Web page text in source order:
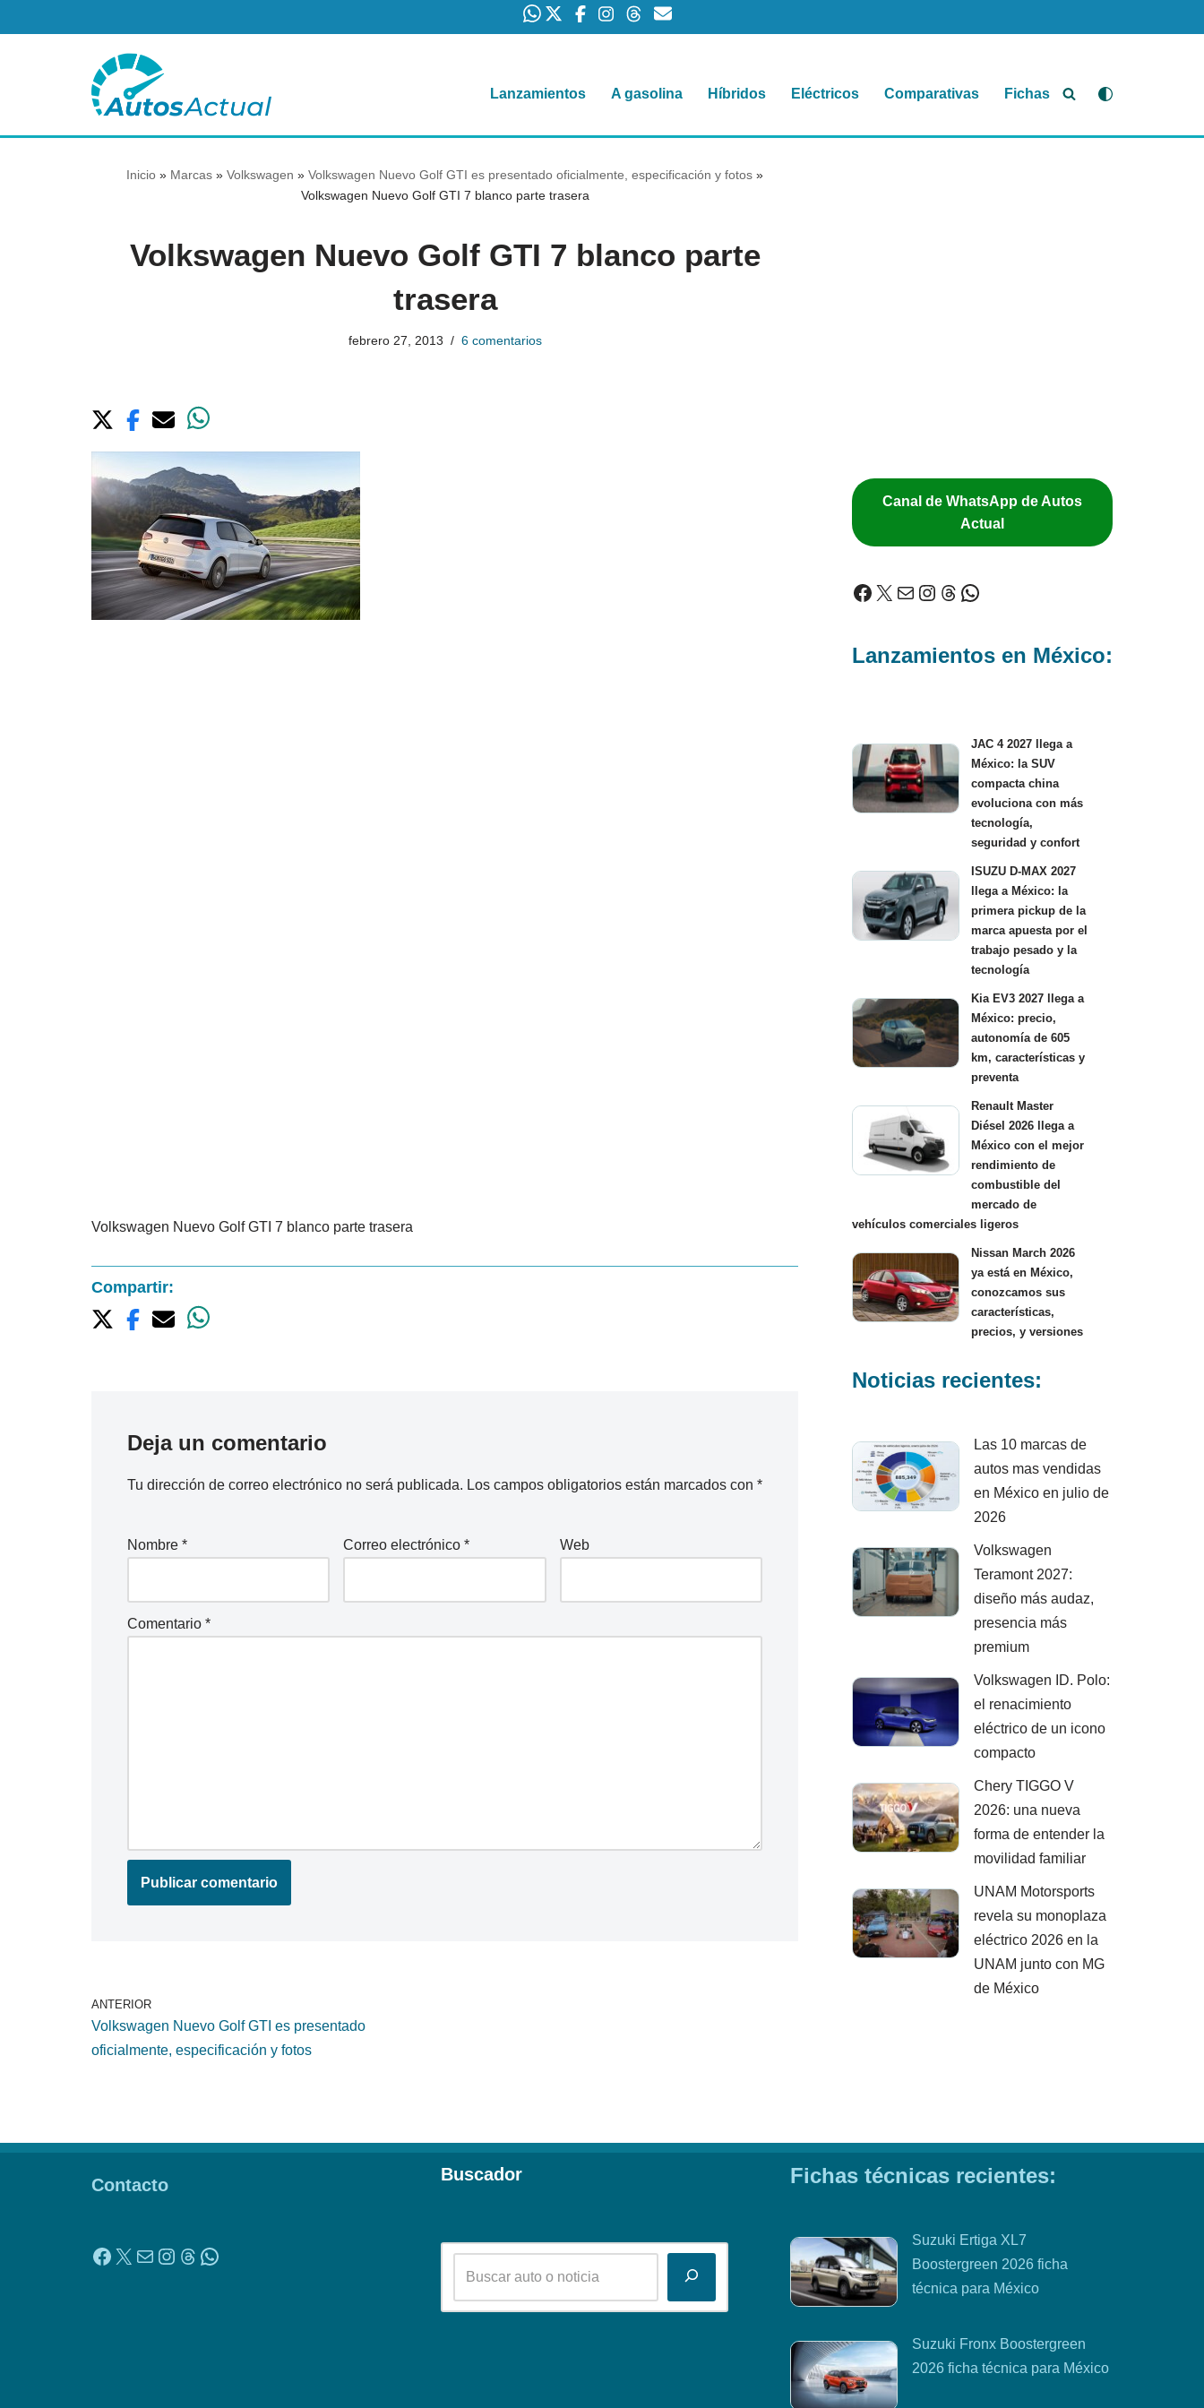
contenido
Lanzamientos A gasolina Híbridos Eléctricos Comparativas Fichas
Inicio » Marcas » Volkswagen » Volkswagen Nuevo Golf GTI es presentado oficialmente, especificación y fotos »
Volkswagen Nuevo Golf GTI 7 blanco parte trasera
Volkswagen Nuevo Golf GTI 7 blanco parte
trasera
febrero 27, 2013 6 comentarios
Volkswagen Nuevo Golf GTI 7 blanco parte trasera
Compartir:
Deja un comentario
Tu dirección de correo electrónico no será publicada. Los campos obligatorios están marcados con *
Nombre * Correo electrónico* Web
Comentario *
ANTERIOR
Volkswagen Nuevo Golf GTI es presentado
oficialmente, especificación y fotos
Canal de WhatsApp de Autos
Actual
Lanzamientos en México:
JAC 4 2027 llega a
México: la SUV
compacta china
evoluciona con más
tecnología,
seguridad y confort
ISUZU D-MAX 2027
llega a México: la
primera pickup de la
marca apuesta por el
trabajo pesado y la
tecnología
Kia EV3 2027 llega a
México: precio,
autonomía de 605
km, características y
preventa
Renault Master
Diésel 2026 llega a
México con el mejor
rendimiento de
combustible del
mercado de
vehículos comerciales ligeros
Nissan March 2026
ya está en México,
conozcamos sus
características,
precios, y versiones
Noticias recientes:
Las 10 marcas de
autos mas vendidas
en México en julio de
2026
Volkswagen
Teramont 2027:
diseño más audaz,
presencia más
premium
Volkswagen ID. Polo:
el renacimiento
eléctrico de un icono
compacto
Chery TIGGO V
2026: una nueva
forma de entender la
movilidad familiar
UNAM Motorsports
revela su monoplaza
eléctrico 2026 en la
UNAM junto con MG
de México
Contacto
Buscador Fichas técnicas recientes:
Suzuki Ertiga XL7
Boostergreen 2026 ficha
técnica para México
Suzuki Fronx Boostergreen
2026 ficha técnica para México